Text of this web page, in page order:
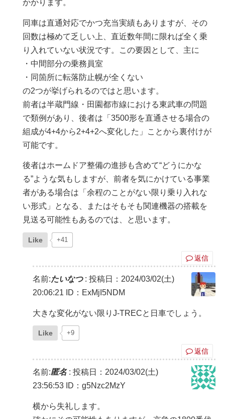
かかります。
同車は直通対応でかつ充当実績もありますが、その
回数は極めて乏しい上、直近数年間に限れば全く乗
り入れていない状況です。この要因として、主に
・中間部分の乗務員室
・同箇所に転落防止幌が全くない
の2つが挙げられるのではと思います。
前者は半蔵門線・田園都市線における東武車の問題
で類例があり、後者は「3500形を直通させる場合の
組成が4+4から2+4+2へ変化した」ことから裏付けが
可能です。
後者はホームドア整備の進捗も含めて“どうにかな
る”ような気もしますが、前者を気にかけている事業
者がある場合は「余程のことがない限り乗り入れな
い形式」となる、またはそもそも関連機器の搭載を
見送る可能性もあるのでは、と思います。
Like +41
返信
名前:たいなつ: 投稿日：2024/03/02(土)
20:06:21
ID：ExMjI5NDM
大きな変化がない限りJ-TRECと日車でしょう。
Like +9
返信
名前:匿名: 投稿日：2024/03/02(土)
23:56:53 ID：g5Nzc2MzY
横から失礼します。